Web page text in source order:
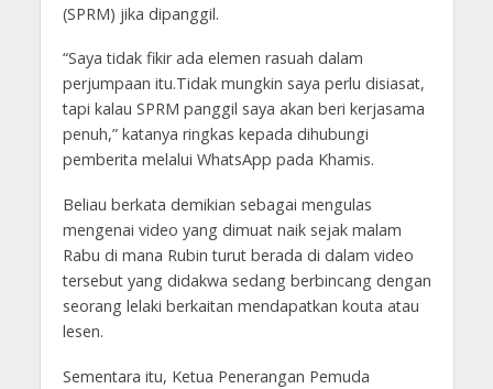
(SPRM) jika dipanggil.
“Saya tidak fikir ada elemen rasuah dalam
perjumpaan itu.Tidak mungkin saya perlu disiasat,
tapi kalau SPRM panggil saya akan beri kerjasama
penuh,” katanya ringkas kepada dihubungi
pemberita melalui WhatsApp pada Khamis.
Beliau berkata demikian sebagai mengulas
mengenai video yang dimuat naik sejak malam
Rabu di mana Rubin turut berada di dalam video
tersebut yang didakwa sedang berbincang dengan
seorang lelaki berkaitan mendapatkan kouta atau
lesen.
Sementara itu, Ketua Penerangan Pemuda